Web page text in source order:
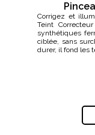
Corrigez et
Teint
synthétiques
ciblée, sans
durer, il fond les